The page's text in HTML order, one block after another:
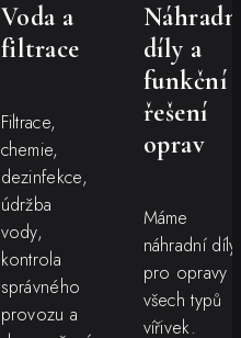
Voda a
filtrace
Filtrace,
chemie,
dezinfekce,
údržba
vody,
kontrola
správného
provozu a
díly a
funkční
řešení
oprav
Máme
náhradní díly
pro opravy
všech typů
vířivek.